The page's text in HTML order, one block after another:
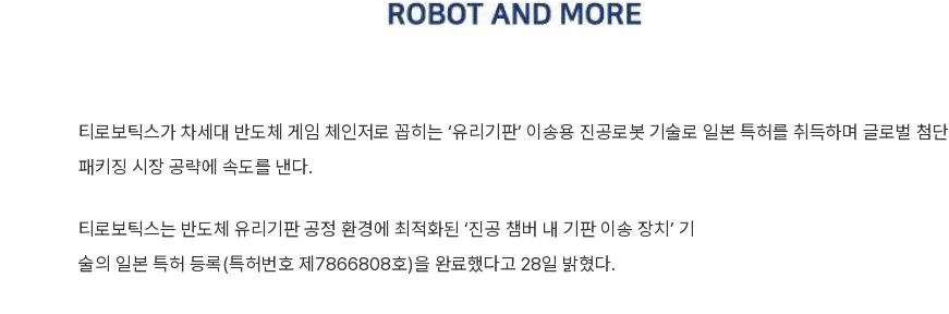
티로보틱스가 차세대 반도체 게임 체인저로 꼽히는 ‘유리기판’ 이송용 진공로봇 기술로 일본 특허를 취득하며 글로벌 첨단
패키징 시장 공략에 속도를 낸다.
티로보틱스는 반도체 유리기판 공정 환경에 최적화된 ‘진공 챔버 내 기판 이송 장치’ 기
술의 일본 특허 등록(특허번호 제7866808호)을 완료했다고 28일 밝혔다.